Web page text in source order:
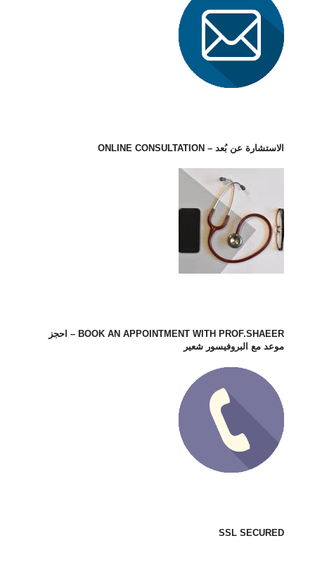
الاستشارة عن بُعد – ONLINE CONSULTATION
BOOK AN APPOINTMENT WITH PROF.SHAEER – احجز
موعد مع البروفيسور شعير
SSL SECURED